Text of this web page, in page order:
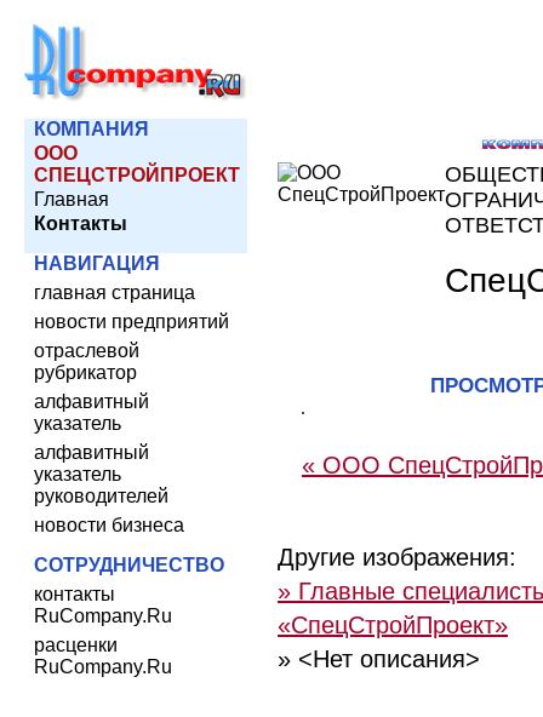
КОМПАНИЯ
ООО
СПЕЦСТРОЙПРОЕКТ
Главная
Контакты
НАВИГАЦИЯ
главная страница
новости предприятий
отраслевой
рубрикатор
алфавитный
указатель
алфавитный
указатель
руководителей
новости бизнеса
СОТРУДНИЧЕСТВО
контакты
RuCompany.Ru
расценки
RuCompany.Ru
« ООО
Другие изображения:
» Главные
«СпецСтройПроект»
» <Нет описания>